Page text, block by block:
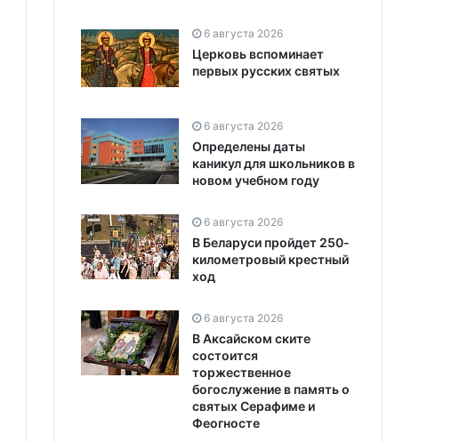
6 августа 2026
Церковь вспоминает
первых русских святых
6 августа 2026
Определены даты
каникул для школьников в
новом учебном году
6 августа 2026
В Беларуси пройдет 250-
километровый крестный
ход
6 августа 2026
В Аксайском ските
состоится
торжественное
богослужение в память о
святых Серафиме и
Феогносте